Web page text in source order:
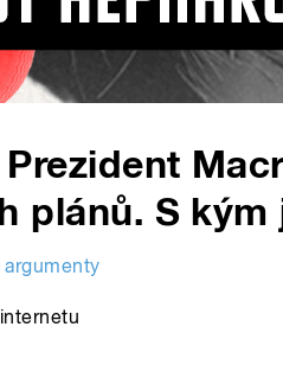
plánů. S kým
argumenty